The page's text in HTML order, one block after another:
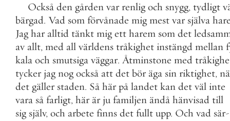
Också den gården var renlig och snygg, tydligt
bärgad. Vad som förvånade mig mest var själva
Jag har alltid tänkt mig ett harem som det
av allt, med all världens tråkighet instängd mellan
kala och smutsiga väggar. Åtminstone med
tycker jag nog också att det bör äga sin riktighet,
det gäller staden. Så här på landet kan det väl inte
vara så farligt, här är ju familjen ändå hänvisad till
sig själv, och arbete finns det fullt upp. Och vad sär-